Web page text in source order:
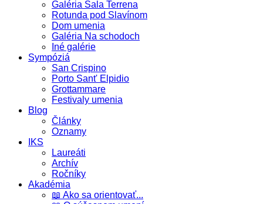
Galéria Sala Terrena
Rotunda pod Slavínom
Dom umenia
Galéria Na schodoch
Iné galérie
Sympóziá
San Crispino
Porto Sant' Elpidio
Grottammare
Festivaly umenia
Blog
Články
Oznamy
IKS
Laureáti
Archív
Ročníky
Akadémia
📖 Ako sa orientovať...